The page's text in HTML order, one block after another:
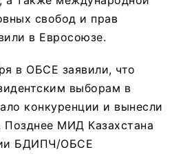
свобод и прав
в Евросоюзе.
в ОБСЕ заявили, что
выборам в
конкуренции и вынесли
Позднее МИД Казахстана
БДИПЧ/ОБСЕ